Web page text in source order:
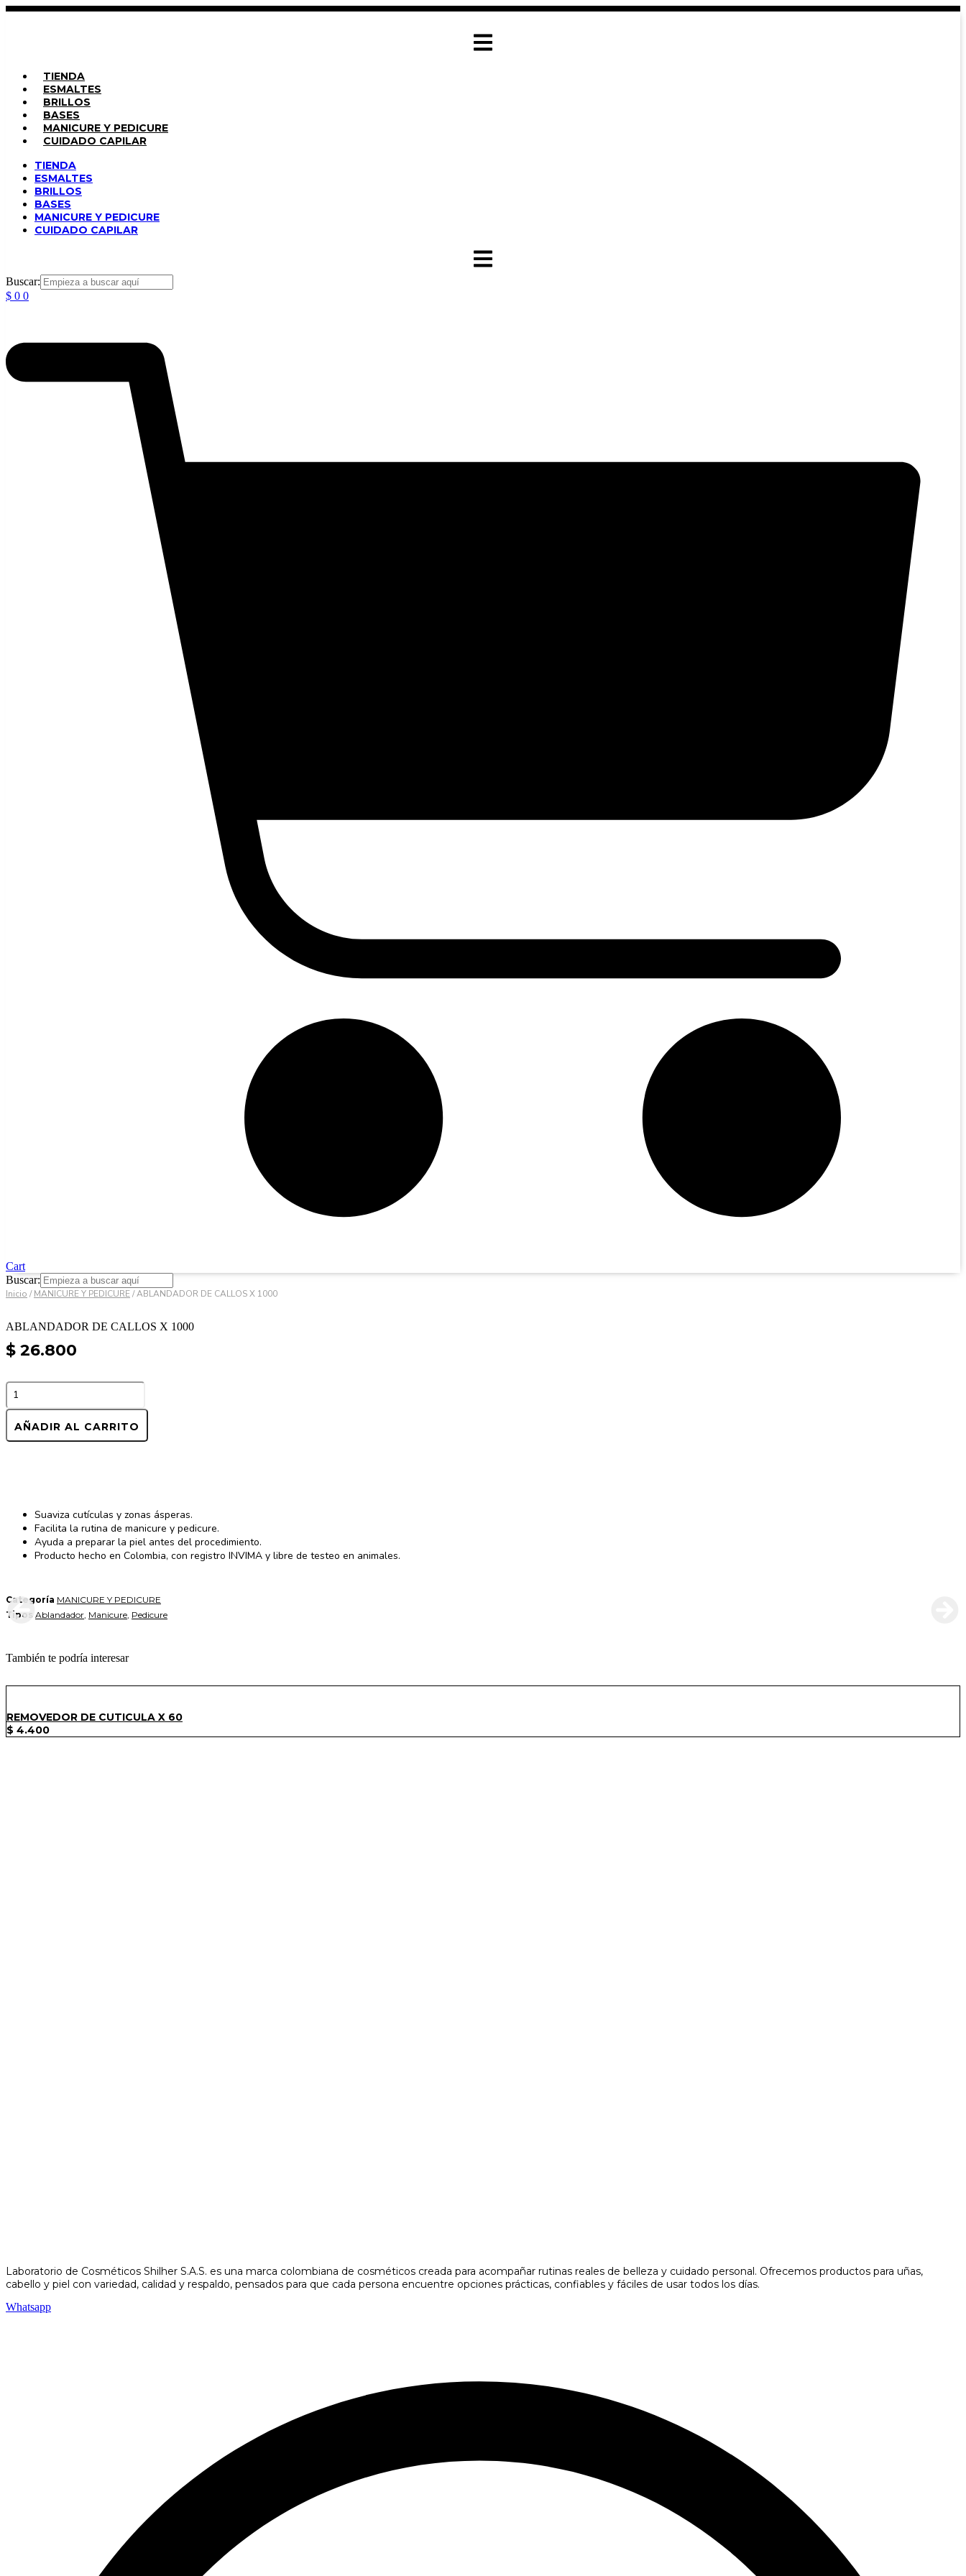
Saltar
TIENDA
ESMALTES
BRILLOS
BASES
MANICURE Y PEDICURE
CUIDADO CAPILAR
TIENDA
ESMALTES
BRILLOS
BASES
MANICURE Y PEDICURE
CUIDADO CAPILAR
Buscar:
$ 0 0
Cart
Buscar:
Inicio /MANICURE Y PEDICURE/ ABLANDADOR DE CALLOS X 1000
ABLANDADOR DE CALLOS X 1000
$ 26.800
ABLANDADOR
DE
CALLOS
1000
AÑADIR AL CARRITO
Suaviza cutículas y zonas ásperas.
Facilita la rutina de manicure y pedicure.
Ayuda a preparar la piel antes del procedimiento.
Producto hecho en Colombia, con registro INVIMA y libre de testeo en animales.
Categoría MANICURE Y PEDICURE
Tipos Ablandador, Manicure, Pedicure
También te podría interesar
REMOVEDOR DE CUTICULA X 60
$ 4.400
Laboratorio de Cosméticos Shilher S.A.S. es una marca colombiana de cosméticos creada para acompañar rutinas reales de belleza y cuidado personal. Ofrecemos productos para uñas,
cabello y piel con variedad, calidad y respaldo, pensados para que cada persona encuentre opciones prácticas, confiables y fáciles de usar todos los días.
Whatsapp